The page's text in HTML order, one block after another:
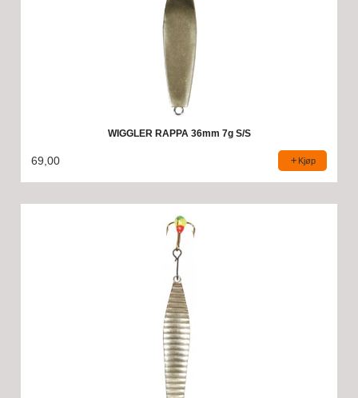
WIGGLER RAPPA 36mm 7g S/S
69,00 Kjøp